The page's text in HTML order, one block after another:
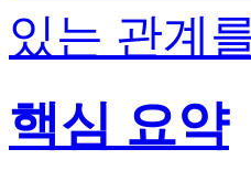
있는 관계
핵심 요약